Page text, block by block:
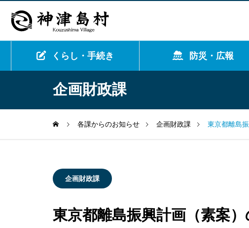
くらし・手続き 防災・広報
企画財政課
各課からのお知らせ 企画財政課 東京都離島
企画財政課
東京都離島振興計画（素案